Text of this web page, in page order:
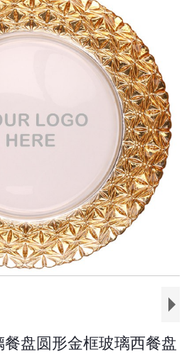
盘圆形金框玻璃西餐盘